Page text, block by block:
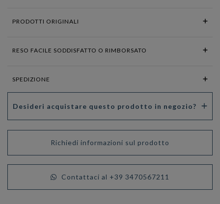
PRODOTTI ORIGINALI
RESO FACILE SODDISFATTO O RIMBORSATO
SPEDIZIONE
Desideri acquistare questo prodotto in negozio?
Richiedi informazioni sul prodotto
Contattaci al +39 3470567211